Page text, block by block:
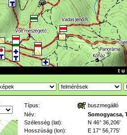
t u
Típus:
buszmegálló
Név:
Somogyacsa,
Szélesség (lat):
N 46° 36,206'
Hosszúság (lon):
E 17° 56,775'